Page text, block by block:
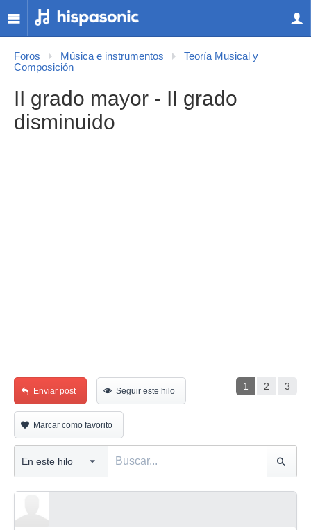
Foros Música e instrumentos
Teoría Musical y
Composición
II grado mayor - II grado
disminuido
1 2 3
Enviar post Seguir este hilo
Marcar como favorito